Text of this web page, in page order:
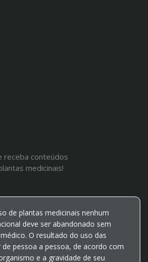
receba conteúdos
medicinais!
de plantas medicinais nenhum
deve ser abandonado sem
O resultado do uso das
pessoa a pessoa, de acordo com
e a gravidade de seu